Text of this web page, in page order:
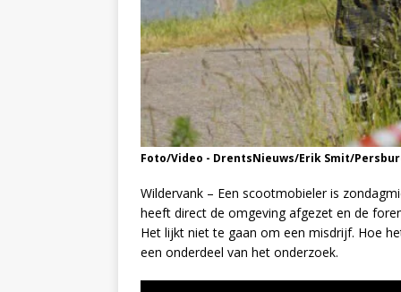
Foto/Video - DrentsNieuws/Erik Smit/
Wildervank – Een scootmobieler is
heeft direct de omgeving afgezet en de
Het lijkt niet te gaan om een misdrijf. Hoe
een onderdeel van het onderzoek.